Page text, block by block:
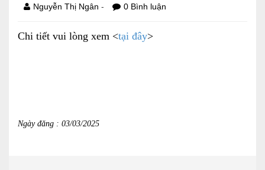
SẢN PHẨM
Nguyễn Thị Ngân - 0 Bình luận
Chi tiết vui lòng xem <tại đây>
Ngày đăng : 03/03/2025